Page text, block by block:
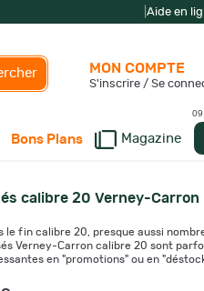
Aide en
Bons Plans Magazine
MON COMPTE
S'inscrire / Se
calibre 20 Verney-Carron
fin calibre 20, presque aussi
Verney-Carron calibre 20 sont
en "promotions" ou en